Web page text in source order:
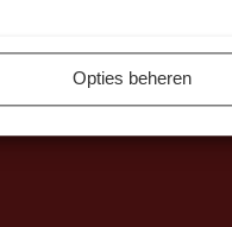
Opties beheren